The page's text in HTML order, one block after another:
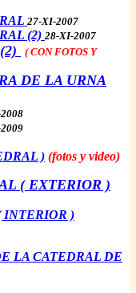
27-XI-2007
(2) 28-XI-2007
( CON FOTOS Y
DE LA URNA
) (fotos y video)
( EXTERIOR )
INTERIOR )
LA CATEDRAL DE